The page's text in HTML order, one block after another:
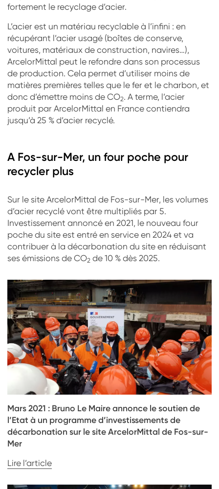
fortement le recyclage d’acier.
L’acier est un matériau recyclable à l’infini : en
récupérant l’acier usagé (boîtes de conserve,
voitures, matériaux de construction, navires…),
ArcelorMittal peut le refondre dans son processus
de production. Cela permet d’utiliser moins de
matières premières telles que le fer et le charbon, et
donc d’émettre moins de CO2. A terme, l’acier
produit par ArcelorMittal en France contiendra
jusqu’à 25 % d’acier recyclé.
A Fos-sur-Mer, un four poche pour
recycler plus
Sur le site ArcelorMittal de Fos-sur-Mer, les volumes
d’acier recyclé vont être multipliés par 5.
Investissement annoncé en 2021, le nouveau four
poche du site est entré en service en 2024 et va
contribuer à la décarbonation du site en réduisant
ses émissions de CO2 de 10 % dès 2025.
Mars 2021 : Bruno Le Maire annonce le soutien de
l’Etat à un programme d’investissements de
décarbonation sur le site ArcelorMittal de Fos-sur-
Mer
Lire l’article